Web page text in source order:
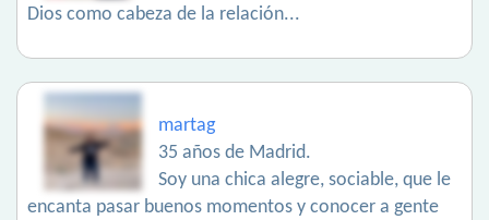
Dios como cabeza de la relación...
martag
35 años de Madrid.
Soy una chica alegre, sociable, que le
encanta pasar buenos momentos y conocer a gente